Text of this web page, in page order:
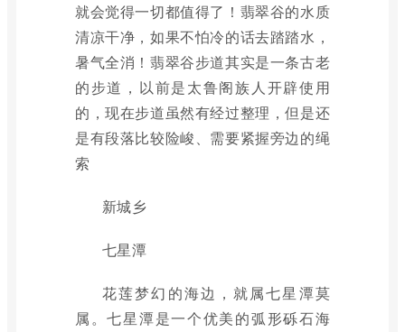
就会觉得一切都值得了！翡翠谷的水质
清凉干净，如果不怕冷的话去踏踏水，
暑气全消！翡翠谷步道其实是一条古老
的步道，以前是太鲁阁族人开辟使用
的，现在步道虽然有经过整理，但是还
是有段落比较险峻、需要紧握旁边的绳
索
新城乡
七星潭
花莲梦幻的海边，就属七星潭莫
属。七星潭是一个优美的弧形砾石海